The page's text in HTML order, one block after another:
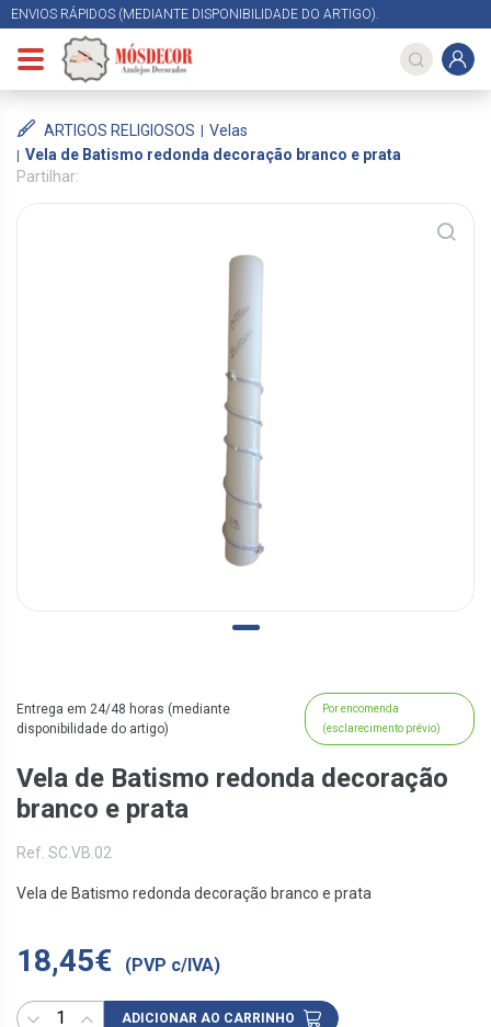
ENVIOS RÁPIDOS (MEDIANTE DISPONIBILIDADE DO ARTIGO).
ARTIGOS RELIGIOSOS
Velas
Vela de Batismo redonda decoração branco e prata
Partilhar:
Entrega em 24/48 horas (mediante
disponibilidade do artigo)
Por encomenda
(esclarecimento prévio)
Vela de Batismo redonda decoração
branco e prata
Ref. SC.VB.02
Vela de Batismo redonda decoração branco e prata
18,45€ (PVP c/IVA)
ADICIONAR AO CARRINHO